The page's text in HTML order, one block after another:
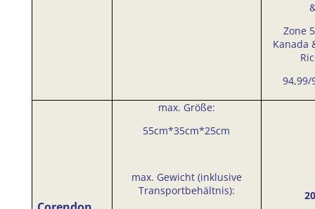
Zone
Kanada
94,99/
max. Größe:
55cm*35cm*25cm
max. Gewicht (inklusive
Transportbehältnis):